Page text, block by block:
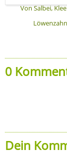
Von Salbei,
Löwenzahn
0
Dein